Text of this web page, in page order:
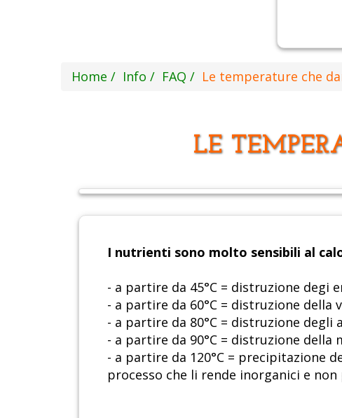
Home Info FAQ Le temperature che
LE
I nutrienti sono molto sensibili al
- a partire da 45°C = distruzione degi
- a partire da 60°C = distruzione della
- a partire da 80°C = distruzione degli
- a partire da 90°C = distruzione
- a partire da 120°C = precipitazione
processo che li rende inorganici e